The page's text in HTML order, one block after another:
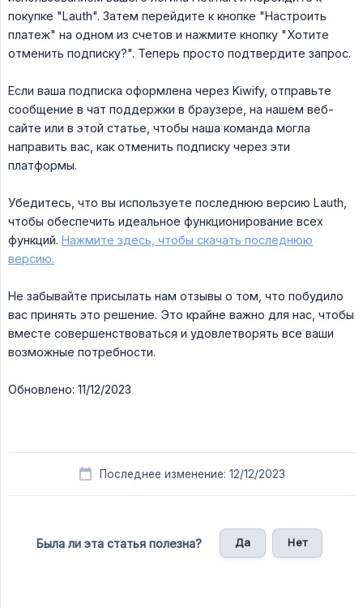
покупке "Lauth". Затем перейдите к кнопке "Настроить
платеж" на одном из счетов и нажмите кнопку "Хотите
отменить подписку?". Теперь просто подтвердите запрос.
Если ваша подписка оформлена через Kiwify, отправьте
сообщение в чат поддержки в браузере, на нашем веб-
сайте или в этой статье, чтобы наша команда могла
направить вас, как отменить подписку через эти
платформы.
Убедитесь, что вы используете последнюю версию Lauth,
чтобы обеспечить идеальное функционирование всех
функций. Нажмите здесь, чтобы скачать последнюю
версию.
Не забывайте присылать нам отзывы о том, что побудило
вас принять это решение. Это крайне важно для нас, чтобы
вместе совершенствоваться и удовлетворять все ваши
возможные потребности.
Обновлено: 11/12/2023
Последнее изменение: 12/12/2023
Была ли эта статья полезна? Да Нет